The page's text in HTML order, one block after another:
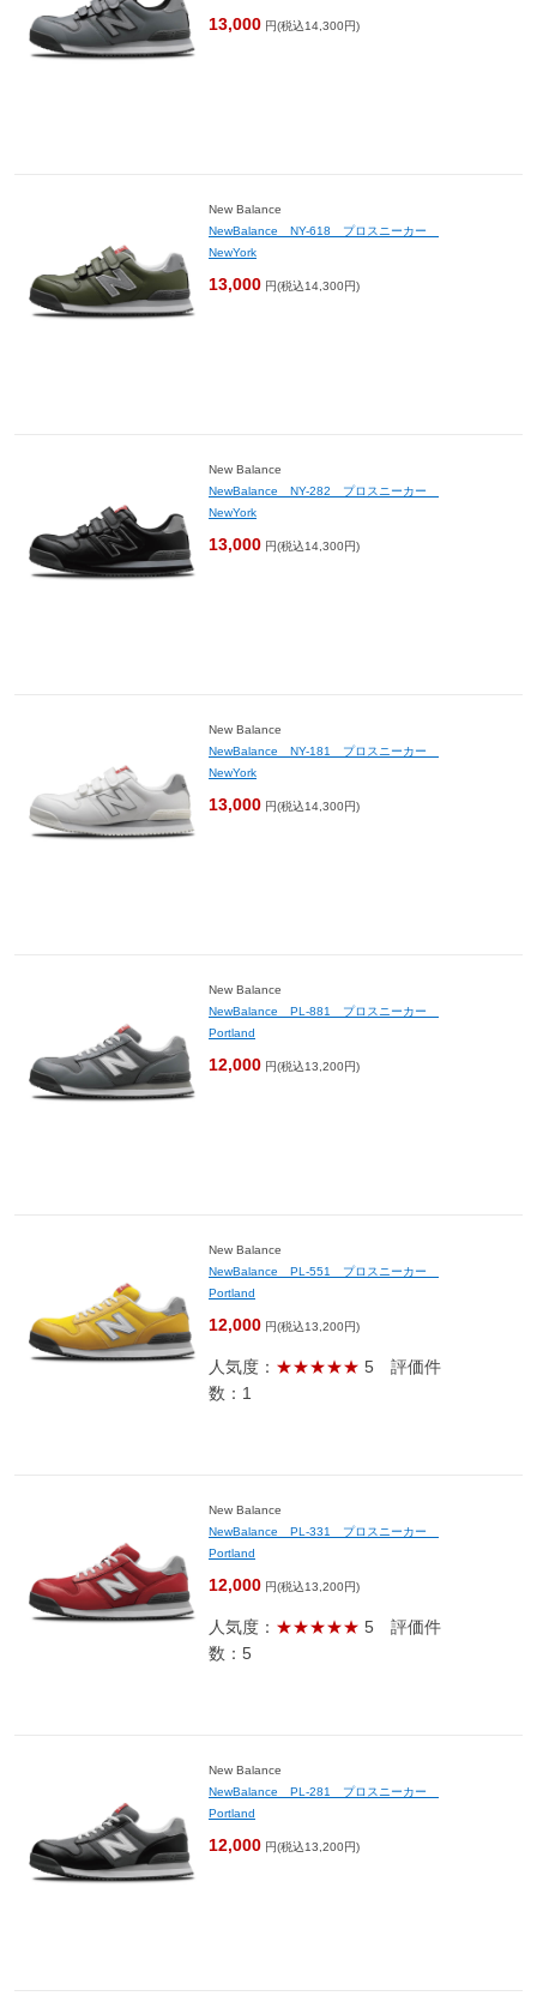
13,000 円(税込14,300円)
New Balance
NewBalance NY-618 プロスニーカー
NewYork
13,000 円(税込14,300円)
New Balance
NewBalance NY-282 プロスニーカー
NewYork
13,000 円(税込14,300円)
New Balance
NewBalance NY-181 プロスニーカー
NewYork
13,000 円(税込14,300円)
New Balance
NewBalance PL-881 プロスニーカー
Portland
12,000 円(税込13,200円)
New Balance
NewBalance PL-551 プロスニーカー
Portland
12,000 円(税込13,200円)
人気度： ★★★★★ 5 評価件
数：1
New Balance
NewBalance PL-331 プロスニーカー
Portland
12,000 円(税込13,200円)
人気度： ★★★★★ 5 評価件
数：5
New Balance
NewBalance PL-281 プロスニーカー
Portland
12,000 円(税込13,200円)